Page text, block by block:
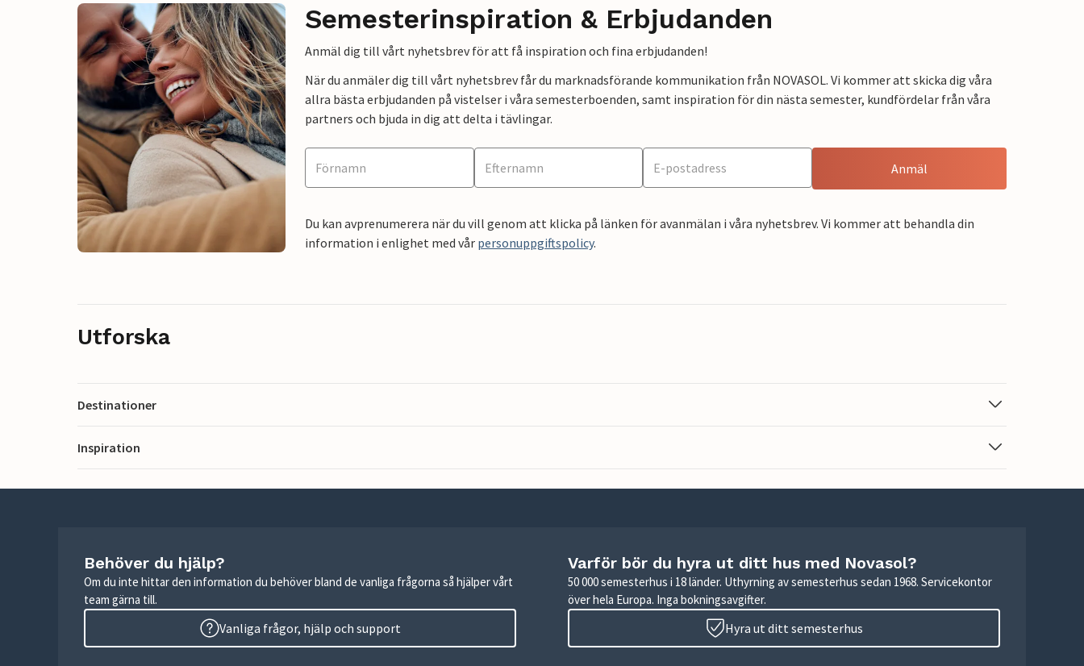
Semesterinspiration & Erbjudanden
Anmäl dig till vårt nyhetsbrev för att få inspiration och fina erbjudanden!
När du anmäler dig till vårt nyhetsbrev får du marknadsförande kommunikation från NOVASOL. Vi kommer att skicka dig våra
allra bästa erbjudanden på vistelser i våra semesterboenden, samt inspiration för din nästa semester, kundfördelar från våra
partners och bjuda in dig att delta i tävlingar.
Anmäl
Du kan avprenumerera när du vill genom att klicka på länken för avanmälan i våra nyhetsbrev. Vi kommer att behandla din
information i enlighet med vår personuppgiftspolicy.
Utforska
Destinationer
Inspiration
Behöver du hjälp?
Om du inte hittar den information du behöver bland de vanliga frågorna så hjälper vårt
team gärna till.
Vanliga frågor, hjälp och support
Varför bör du hyra ut ditt hus med Novasol?
50 000 semesterhus i 18 länder. Uthyrning av semesterhus sedan 1968. Servicekontor
över hela Europa. Inga bokningsavgifter.
Hyra ut ditt semesterhus